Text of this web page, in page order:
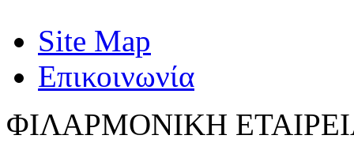
Site Map
Επικοινωνία
ΦΙΛΑΡΜΟΝΙΚΗ